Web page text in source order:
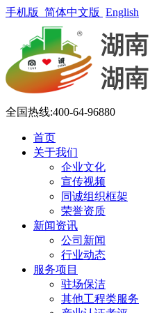
手机版 简体中文版 English
全国热线:400-64-96880
首页
关于我们
企业文化
宣传视频
同诚组织框架
荣誉资质
新闻资讯
公司新闻
行业动态
服务项目
驻场保洁
其他工程类服务